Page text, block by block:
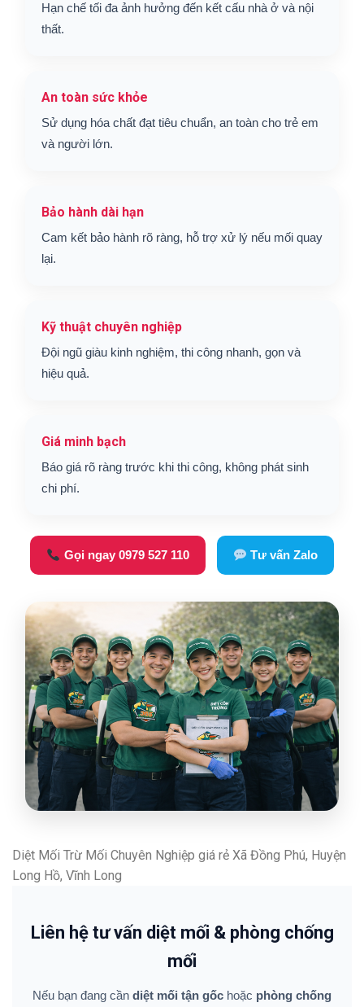
Hạn chế tối đa ảnh hưởng đến kết cấu nhà ở và nội
thất.
An toàn sức khỏe
Sử dụng hóa chất đạt tiêu chuẩn, an toàn cho trẻ em
và người lớn.
Bảo hành dài hạn
Cam kết bảo hành rõ ràng, hỗ trợ xử lý nếu mối quay
lại.
Kỹ thuật chuyên nghiệp
Đội ngũ giàu kinh nghiệm, thi công nhanh, gọn và
hiệu quả.
Giá minh bạch
Báo giá rõ ràng trước khi thi công, không phát sinh
chi phí.
Gọi ngay 0979 527 110 Tư vấn Zalo
Diệt Mối Trừ Mối Chuyên Nghiệp giá rẻ Xã Đồng Phú, Huyện
Long Hồ, Vĩnh Long
Liên hệ tư vấn diệt mối & phòng chống
mối
Nếu bạn đang cần diệt mối tận gốc hoặc phòng chống